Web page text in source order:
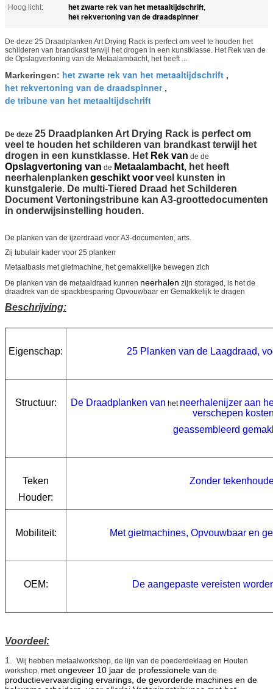
Hoog licht: het zwarte rek van het metaaltijdschrift,
het rekvertoning van de draadspinner
De deze 25 Draadplanken Art Drying Rack is perfect om veel te houden het
schilderen van brandkast terwijl het drogen in een kunstklasse. Het Rek van de
de Opslagvertoning van de Metaalambacht, het heeft ...
Markeringen: het zwarte rek van het metaaltijdschrift ,
het rekvertoning van de draadspinner,
de tribune van het metaaltijdschrift
De deze 25 Draadplanken Art Drying Rack is perfect om
veel te houden het schilderen van brandkast terwijl het
drogen in een kunstklasse. Het Rek van de de
Opslagvertoning van de Metaalambacht, het heeft
neerhalenplanken geschikt voorveel kunsten in
kunstgalerie. De multi-Tiered Draad het Schilderen
Document Vertoningstribune kan A3-groottedocumenten
in onderwijsinstelling houden.
De planken van de ijzerdraad voor A3-documenten, arts.
Zij tubulair kader voor 25 planken
Metaalbasis met gietmachine, het gemakkelijke bewegen zich
De planken van de metaaldraad kunnen neerhalen zijn storaged, is het de
draadrek van de spackbesparing Opvouwbaar en Gemakkelijk te dragen
Beschrijving:
Eigenschap: 25 Planken van de Laagdraad,
Structuur: De Draadplanken van het neerhalenijzeraan
verschepen
geassembleerd
Teken
Houder:
Zonder
Mobiliteit: Met gietmachines, Opvouwbaar en
OEM: De aangepaste vereisten
Voordeel:
1.
Wij hebben metaalworkshop, de lijn van de poederdeklaag en Houten
workshop, met ongeveer 10 jaar de professionele van de
productievervaardiging ervarings, de gevorderde machines en de